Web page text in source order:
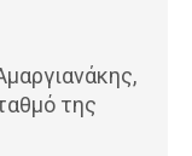
της